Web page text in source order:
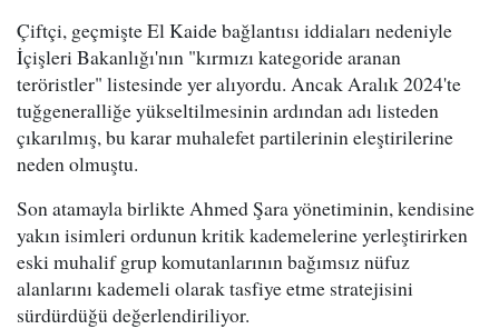
Çiftçi, geçmişte El Kaide bağlantısı iddiaları nedeniyle
İçişleri Bakanlığı'nın "kırmızı kategoride aranan
teröristler" listesinde yer alıyordu. Ancak Aralık 2024'te
tuğgeneralliğe yükseltilmesinin ardından adı listeden
çıkarılmış, bu karar muhalefet partilerinin eleştirilerine
neden olmuştu.
Son atamayla birlikte Ahmed Şara yönetiminin, kendisine
yakın isimleri ordunun kritik kademelerine yerleştirirken
eski muhalif grup komutanlarının bağımsız nüfuz
alanlarını kademeli olarak tasfiye etme stratejisini
sürdürdüğü değerlendiriliyor.